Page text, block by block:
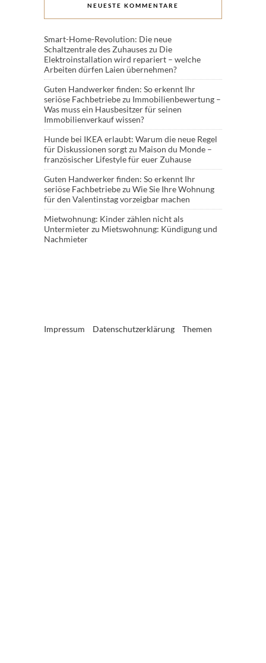
NEUESTE KOMMENTARE
Smart-Home-Revolution: Die neue
Schaltzentrale des Zuhauseszu Die
Elektroinstallation wird repariert – welche
Arbeiten dürfen Laien übernehmen?
Guten Handwerker finden: So erkennt Ihr
seriöse Fachbetriebezu Immobilienbewertung –
Was muss ein Hausbesitzer für seinen
Immobilienverkauf wissen?
Hunde bei IKEA erlaubt: Warum die neue Regel
für Diskussionen sorgtzu Maison du Monde –
französischer Lifestyle für euer Zuhause
Guten Handwerker finden: So erkennt Ihr
seriöse Fachbetriebezu Wie Sie Ihre Wohnung
für den Valentinstag vorzeigbar machen
Mietwohnung: Kinder zählen nicht als
Untermieterzu Mietswohnung: Kündigung und
Nachmieter
Impressum Datenschutzerklärung Themen